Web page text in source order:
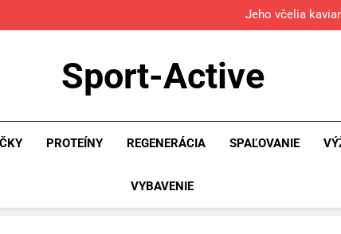
Jeho včelia
Povinná
Jeho včelia
Sport-Active
PROTEÍNY REGENERÁCIA SPAĽOVANIE
VYBAVENIE